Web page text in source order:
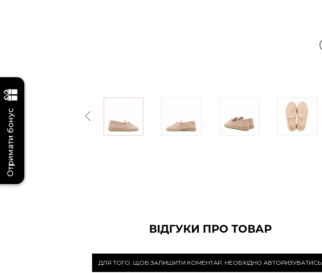
Previous
ВІДГУКИ ПРО ТОВАР
ДЛЯ ТОГО, ЩОБ ЗАЛИШИТИ КОМЕНТАР, НЕОБХІДНО АВТОРИЗУВАТИСЬ.
Отримати бонус